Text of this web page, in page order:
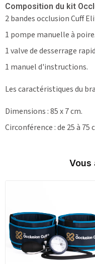
Composition du kit
2 bandes occlusion Cuff
1 pompe manuelle à poire.
1 valve de desserrage
1 manuel d'instructions.
Les caractéristiques du
Dimensions : 85 x 7 cm.
Circonférence : de 25 à 75
Vous